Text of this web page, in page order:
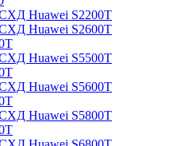
Huawei S2200T
Huawei S2600T
Huawei S5500T
Huawei S5600T
Huawei S5800T